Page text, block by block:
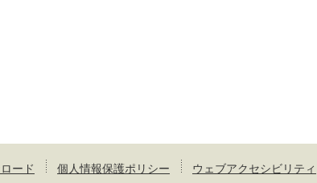
ード 個人情報保護ポリシー ウェブアクセシビリティ